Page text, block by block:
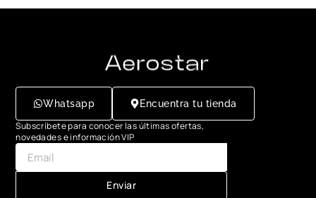
Whatsapp Encuentra tu tienda
Subscríbete para conocer las últimas ofertas,
novedades e información VIP
Enviar